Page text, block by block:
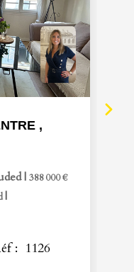
,
| 388 000 €
|
: 1126